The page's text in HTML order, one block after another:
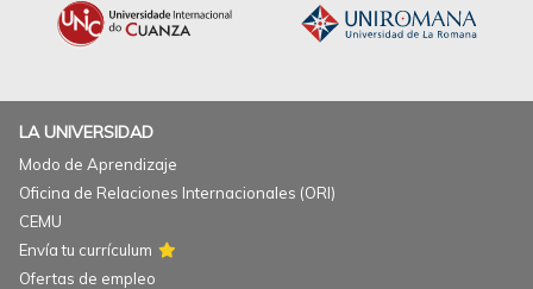
LA UNIVERSIDAD
Modo de Aprendizaje
Oficina de Relaciones Internacionales (ORI)
CEMU
Envía tu currículum
Ofertas de empleo